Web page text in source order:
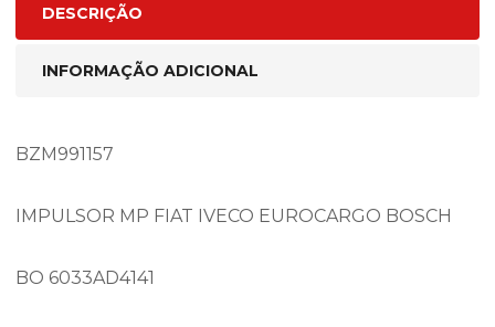
DESCRIÇÃO
INFORMAÇÃO ADICIONAL
BZM991157
IMPULSOR MP FIAT IVECO EUROCARGO BOSCH
BO 6033AD4141